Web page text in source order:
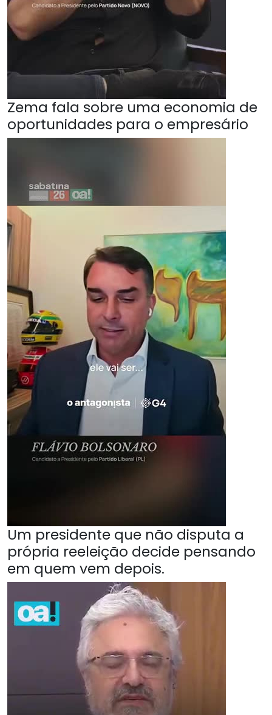
Zema fala sobre uma economia de
oportunidades para o empresário
Um presidente que não disputa a
própria reeleição decide pensando
em quem vem depois.